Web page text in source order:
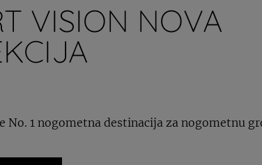
VISION NOVA
No. 1 nogometna destinacija za nogometnu